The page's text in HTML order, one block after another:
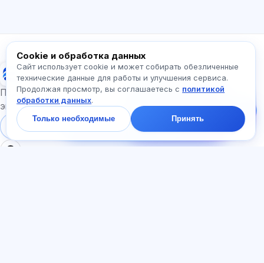
Exalify
Подготовка к международным языковым
экзаменам
Войти
Регистрация
Напишите нам!
экзамены и с чего
начать — ответим в
чате за минуту.
Cookie и обработка данных
Сайт использует cookie и может собирать обезличенные
технические данные для работы и улучшения сервиса.
Продолжая просмотр, вы соглашаетесь с политикой
обработки данных.
Только необходимые Принять